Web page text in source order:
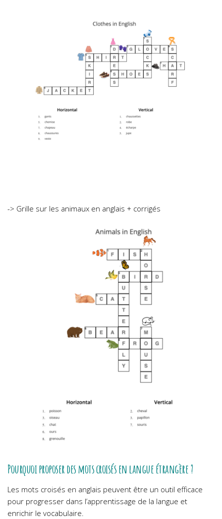
-> Grille sur les animaux en anglais + corrigés
Pourquoi proposer des mots croisés en langue étrangère ?
Les mots croisés en anglais peuvent être un outil efficace
pour progresser dans l’apprentissage de la langue et
enrichir le vocabulaire.